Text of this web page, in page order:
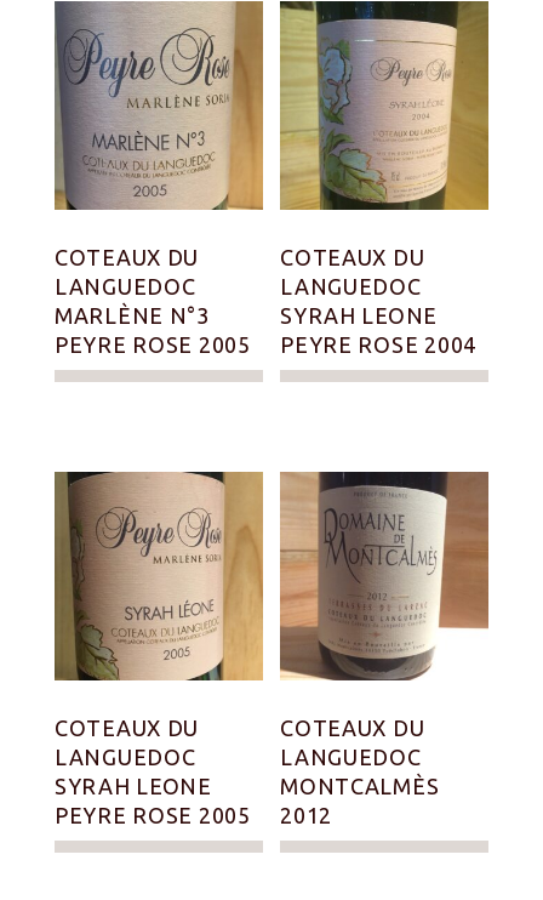
COTEAUX DU
LANGUEDOC
MARLÈNE N°3
PEYRE ROSE 2005
COTEAUX DU
LANGUEDOC
SYRAH LEONE
PEYRE ROSE 2004
COTEAUX DU
LANGUEDOC
SYRAH LEONE
PEYRE ROSE 2005
COTEAUX DU
LANGUEDOC
MONTCALMÈS
2012